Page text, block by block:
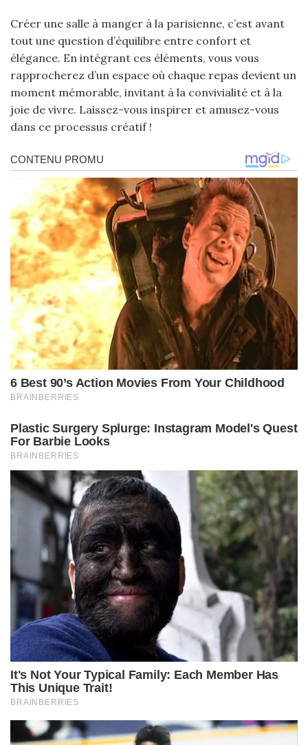
Créer une salle à manger à la parisienne, c’est avant
tout une question d’équilibre entre confort et
élégance. En intégrant ces éléments, vous vous
rapprocherez d’un espace où chaque repas devient un
moment mémorable, invitant à la convivialité et à la
joie de vivre. Laissez-vous inspirer et amusez-vous
dans ce processus créatif !